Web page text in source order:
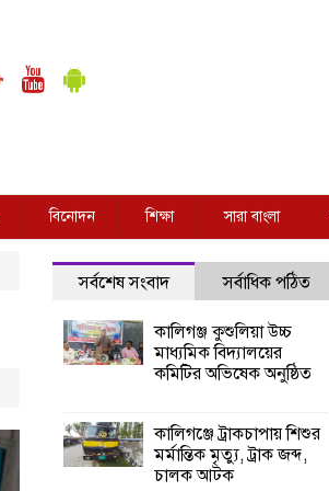
বিনোদন শিক্ষা সারা বাংলা
সর্বশেষ সংবাদ সর্বাধিক পঠিত
কালিগঞ্জ কুশুলিয়া উচ্চ
মাধ্যমিক বিদ্যালয়ের
কমিটির অভিষেক অনুষ্ঠিত
কালিগঞ্জে ট্রাকচাপায় শিশুর
মর্মান্তিক মৃত্যু, ট্রাক জব্দ,
চালক আটক